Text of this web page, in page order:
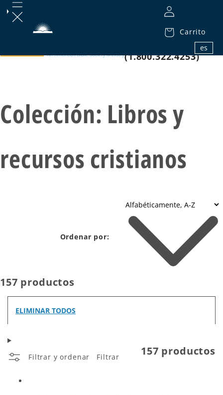
Carrito
es
1.800.32.BIBLE
(1.800.322.4253)
Colección: Libros y
recursos cristianos
Ordenar por:
157 productos
ELIMINAR TODOS
Filtrar y ordenar Filtrar 157 productos